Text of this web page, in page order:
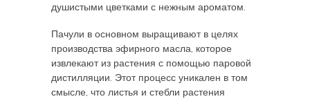
душистыми цветками с нежным ароматом.
Пачули в основном выращивают в целях
производства эфирного масла, которое
извлекают из растения с помощью паровой
дистилляции. Этот процесс уникален в том
смысле, что листья и стебли растения